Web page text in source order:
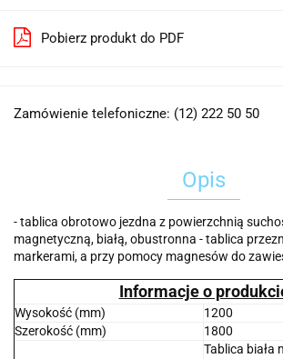
Pobierz produkt do PDF
Zamówienie telefoniczne: (12) 222 50 50
Opis
- tablica obrotowo jezdna z powierzchnią
magnetyczną, białą, obustronna - tablica
markerami, a przy pomocy magnesów do
Informacje o
Wysokość (mm)
1200
Szerokość (mm)
1800
Tablica biała